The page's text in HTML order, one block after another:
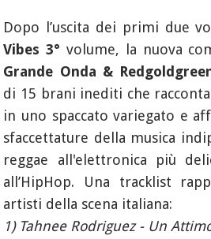
Dopo l’uscita dei primi due
Vibes 3° volume, la nuova
Grande Onda &
di 15 brani inediti che
in uno spaccato variegato e
sfaccettature della musica
reggae all'elettronica più
all’HipHop. Una tracklist
artisti della scena italiana:
1) Tahnee Rodriguez - Un